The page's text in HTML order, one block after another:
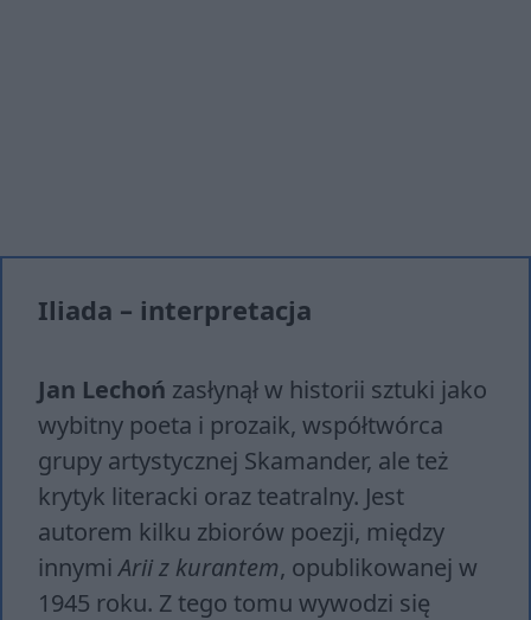
Iliada – interpretacja
Jan Lechoń zasłynął w historii sztuki jako
wybitny poeta i prozaik, współtwórca
grupy artystycznej Skamander, ale też
krytyk literacki oraz teatralny. Jest
autorem kilku zbiorów poezji, między
innymiArii z kurantem, opublikowanej w
1945 roku. Z tego tomu wywodzi się